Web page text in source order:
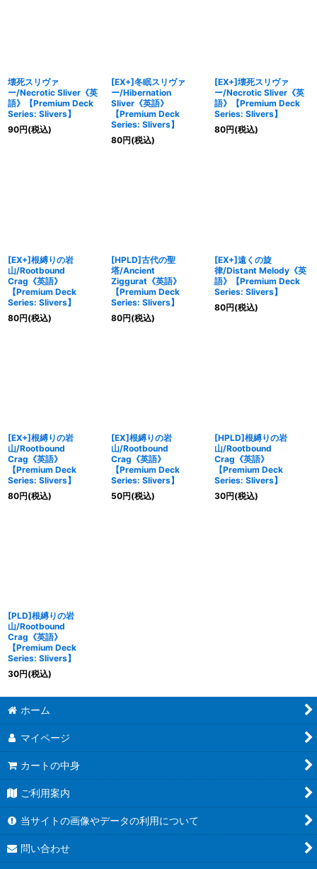
壊死スリヴァ
ー/Necrotic Sliver《英
語》【Premium Deck
Series: Slivers】
90円(税込)
[EX+]冬眠スリヴァ
ー/Hibernation
Sliver《英語》
【Premium Deck
Series: Slivers】
80円(税込)
[EX+]壊死スリヴァ
ー/Necrotic Sliver《英
語》【Premium Deck
Series: Slivers】
80円(税込)
[EX+]根縛りの岩
山/Rootbound
Crag《英語》
【Premium Deck
Series: Slivers】
80円(税込)
[HPLD]古代の聖
塔/Ancient
Ziggurat《英語》
【Premium Deck
Series: Slivers】
80円(税込)
[EX+]遠くの旋
律/Distant Melody《英
語》【Premium Deck
Series: Slivers】
80円(税込)
[EX+]根縛りの岩
山/Rootbound
Crag《英語》
【Premium Deck
Series: Slivers】
80円(税込)
[EX]根縛りの岩
山/Rootbound
Crag《英語》
【Premium Deck
Series: Slivers】
50円(税込)
[HPLD]根縛りの岩
山/Rootbound
Crag《英語》
【Premium Deck
Series: Slivers】
30円(税込)
[PLD]根縛りの岩
山/Rootbound
Crag《英語》
【Premium Deck
Series: Slivers】
30円(税込)
ホーム
マイページ
カートの中身
ご利用案内
当サイトの画像やデータの利用について
問い合わせ